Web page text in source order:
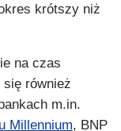
krótszy niż
na czas
również
m.in.
Millennium, BNP